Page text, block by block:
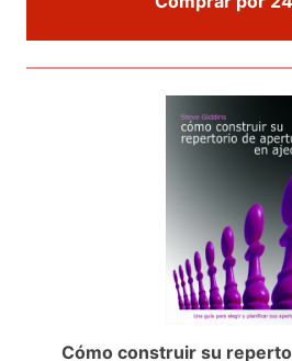
Cómo construir su